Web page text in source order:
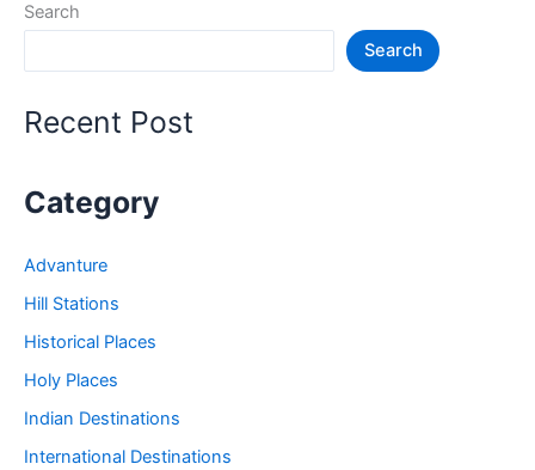
जगह
Places
Search
Search
Recent Post
Category
Advanture
Hill Stations
Historical Places
Holy Places
Indian Destinations
International Destinations